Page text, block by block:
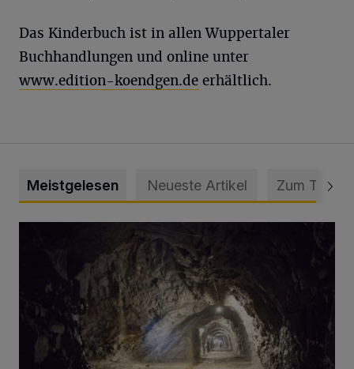
Das Kinderbuch ist in allen Wuppertaler
Buchhandlungen und online unter
www.edition-koendgen.de erhältlich.
Meistgelesen Neueste Artikel Zum Thema